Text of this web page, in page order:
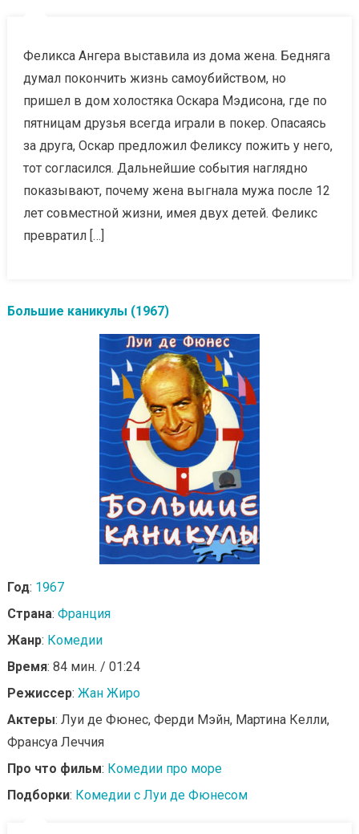
Феликса Ангера выставила из дома жена. Бедняга
думал покончить жизнь самоубийством, но
пришел в дом холостяка Оскара Мэдисона, где по
пятницам друзья всегда играли в покер. Опасаясь
за друга, Оскар предложил Феликсу пожить у него,
тот согласился. Дальнейшие события наглядно
показывают, почему жена выгнала мужа после 12
лет совместной жизни, имея двух детей. Феликс
превратил […]
Большие каникулы (1967)
Год: 1967
Страна: Франция
Жанр: Комедии
Время: 84 мин. / 01:24
Режиссер: Жан Жиро
Актеры: Луи де Фюнес, Ферди Мэйн, Мартина Келли,
Франсуа Леччия
Про что фильм: Комедии про море
Подборки: Комедии с Луи де Фюнесом